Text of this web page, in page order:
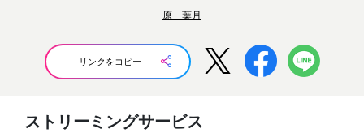
原 葉月
リンクをコピー
ストリーミングサービス